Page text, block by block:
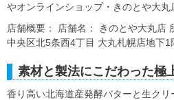
やオンラインショップ・きのとや大
店舗概要： 店舗名： きのとや大丸
中央区北5条西4丁目 大丸札幌店地下
素材と製法にこだわった極
香り高い北海道産発酵バターと生ク